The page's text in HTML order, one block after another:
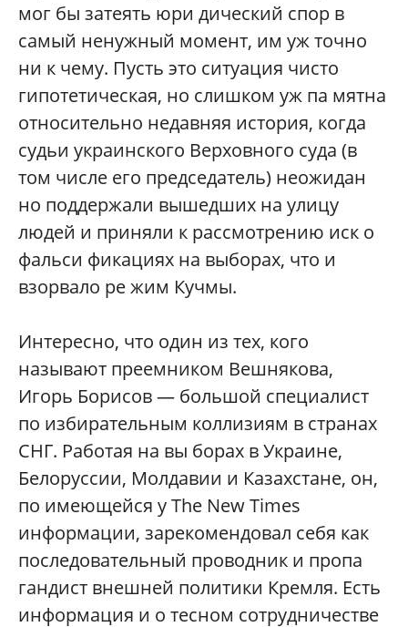
мог бы затеять юри дический спор в
самый ненужный момент, им уж точно
ни к чему. Пусть это ситуация чисто
гипотетическая, но слишком уж па мятна
относительно недавняя история, когда
судьи украинского Верховного суда (в
том числе его председатель) неожидан
но поддержали вышедших на улицу
людей и приняли к рассмотрению иск о
фальси фикациях на выборах, что и
взорвало ре жим Кучмы.
Интересно, что один из тех, кого
называют преемником Вешнякова,
Игорь Борисов — большой специалист
по избирательным коллизиям в странах
СНГ. Работая на вы борах в Украине,
Белоруссии, Молдавии и Казахстане, он,
по имеющейся у The New Times
информации, зарекомендовал себя как
последовательный проводник и пропа
гандист внешней политики Кремля. Есть
информация и о тесном сотрудничестве